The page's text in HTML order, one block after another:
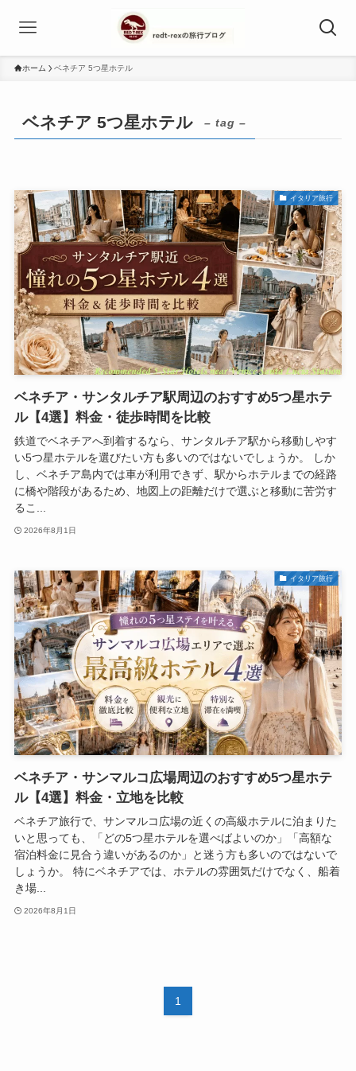
ホーム ベネチア 5つ星ホテル
ベネチア 5つ星ホテル – tag –
イタリア旅行
ベネチア・サンタルチア駅周辺のおすすめ5つ星ホテ
ル【4選】料金・徒歩時間を比較
鉄道でベネチアへ到着するなら、サンタルチア駅から移動しやす
い5つ星ホテルを選びたい方も多いのではないでしょうか。 しか
し、ベネチア島内では車が利用できず、駅からホテルまでの経路
に橋や階段があるため、地図上の距離だけで選ぶと移動に苦労す
るこ...
2026年8月1日
イタリア旅行
ベネチア・サンマルコ広場周辺のおすすめ5つ星ホテ
ル【4選】料金・立地を比較
ベネチア旅行で、サンマルコ広場の近くの高級ホテルに泊まりた
いと思っても、「どの5つ星ホテルを選べばよいのか」「高額な
宿泊料金に見合う違いがあるのか」と迷う方も多いのではないで
しょうか。 特にベネチアでは、ホテルの雰囲気だけでなく、船着
き場...
2026年8月1日
1